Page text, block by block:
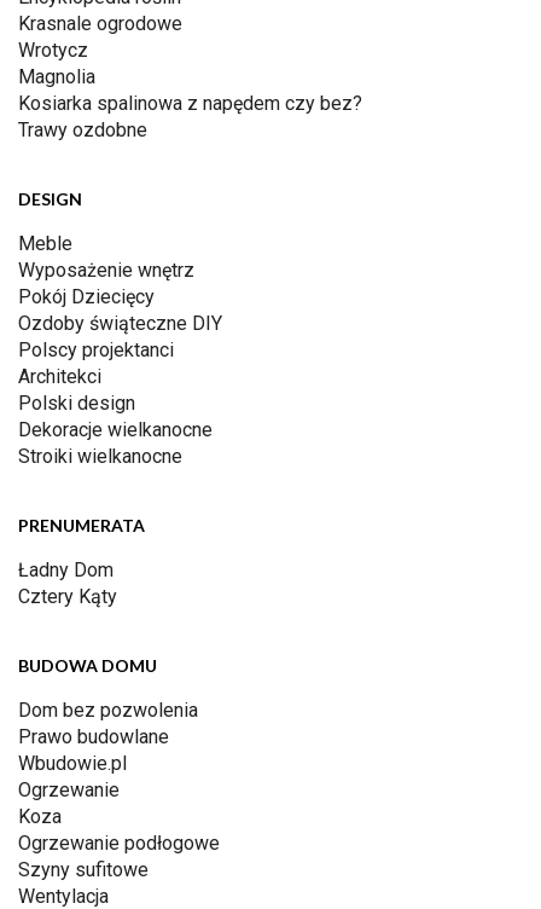
Krasnale ogrodowe
Wrotycz
Magnolia
Kosiarka spalinowa z napędem czy bez?
Trawy ozdobne
DESIGN
Meble
Wyposażenie wnętrz
Pokój Dziecięcy
Ozdoby świąteczne DIY
Polscy projektanci
Architekci
Polski design
Dekoracje wielkanocne
Stroiki wielkanocne
PRENUMERATA
Ładny Dom
Cztery Kąty
BUDOWA DOMU
Dom bez pozwolenia
Prawo budowlane
Wbudowie.pl
Ogrzewanie
Koza
Ogrzewanie podłogowe
Szyny sufitowe
Wentylacja